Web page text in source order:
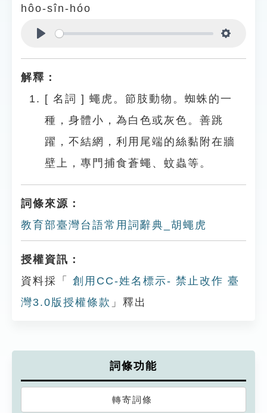
遊戲專區
貓頭鷹博士
hôo-sîn-hóo
解釋：
[ 名詞 ] 蠅虎。節肢動物。蜘蛛的一
種，身體小，為白色或灰色。善跳
躍，不結網，利用尾端的絲黏附在牆
壁上，專門捕食蒼蠅、蚊蟲等。
詞條來源：
教育部臺灣台語常用詞辭典_胡蠅虎
授權資訊：
資料採「
創用CC-姓名標示- 禁止改作 臺
灣3.0版授權條款 」釋出
詞條功能
轉寄詞條